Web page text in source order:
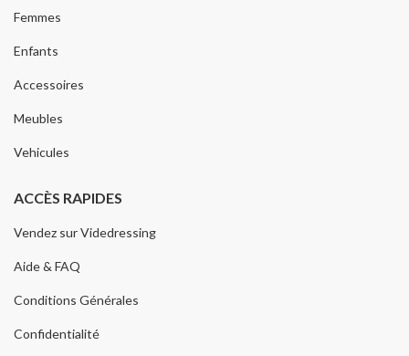
Femmes
Enfants
Accessoires
Meubles
Vehicules
ACCÈS RAPIDES
Vendez sur Videdressing
Aide & FAQ
Conditions Générales
Confidentialité